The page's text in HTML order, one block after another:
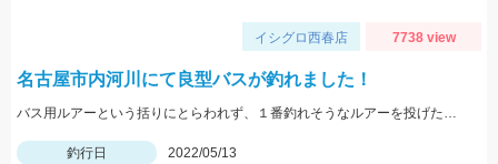
イシグロ西春店 7738 view
名古屋市内河川にて良型バスが釣れました！
バス用ルアーという括りにとらわれず、１番釣れそうなルアーを投げたら釣れました！
釣行日
2022/05/13